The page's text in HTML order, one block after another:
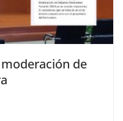
de